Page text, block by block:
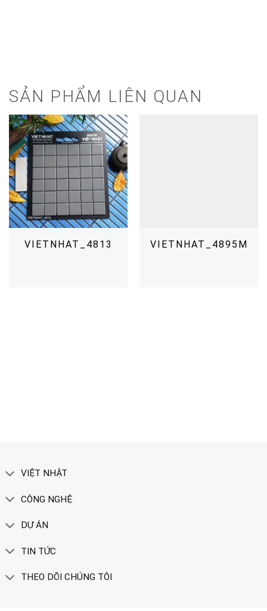
SẢN PHẨM LIÊN QUAN
VIETNHAT_4813 VIETNHAT_4895M
VIỆT NHẬT
CÔNG NGHỆ
DỰ ÁN
TIN TỨC
THEO DÕI CHÚNG TÔI